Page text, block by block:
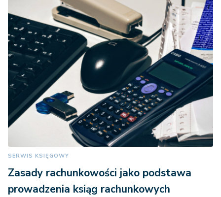
SERWIS KSIĘGOWY
Zasady rachunkowości jako podstawa
prowadzenia ksiąg rachunkowych